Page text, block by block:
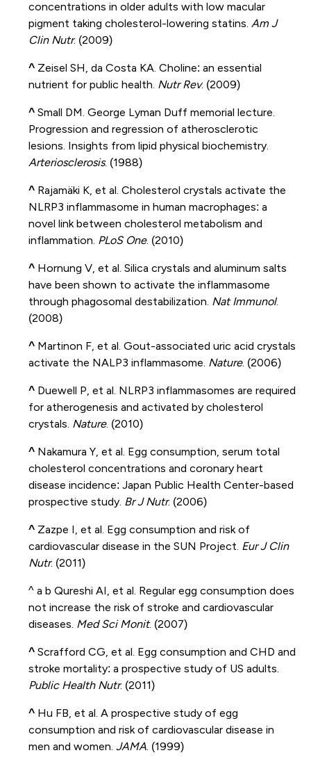
concentrations in older adults with low macular
pigment taking cholesterol-lowering statins. Am J
Clin Nutr. (2009)
^ Zeisel SH, da Costa KA. Choline: an essential
nutrient for public health. Nutr Rev. (2009)
^ Small DM. George Lyman Duff memorial lecture.
Progression and regression of atherosclerotic
lesions. Insights from lipid physical biochemistry.
Arteriosclerosis. (1988)
^ Rajamäki K, et al. Cholesterol crystals activate the
NLRP3 inflammasome in human macrophages: a
novel link between cholesterol metabolism and
inflammation. PLoS One. (2010)
^ Hornung V, et al. Silica crystals and aluminum salts
have been shown to activate the inflammasome
through phagosomal destabilization. Nat Immunol.
(2008)
^ Martinon F, et al. Gout-associated uric acid crystals
activate the NALP3 inflammasome. Nature. (2006)
^ Duewell P, et al. NLRP3 inflammasomes are required
for atherogenesis and activated by cholesterol
crystals. Nature. (2010)
^ Nakamura Y, et al. Egg consumption, serum total
cholesterol concentrations and coronary heart
disease incidence: Japan Public Health Center-based
prospective study. Br J Nutr. (2006)
^ Zazpe I, et al. Egg consumption and risk of
cardiovascular disease in the SUN Project. Eur J Clin
Nutr. (2011)
^ a b Qureshi AI, et al. Regular egg consumption does
not increase the risk of stroke and cardiovascular
diseases. Med Sci Monit. (2007)
^ Scrafford CG, et al. Egg consumption and CHD and
stroke mortality: a prospective study of US adults.
Public Health Nutr. (2011)
^ Hu FB, et al. A prospective study of egg
consumption and risk of cardiovascular disease in
men and women. JAMA. (1999)